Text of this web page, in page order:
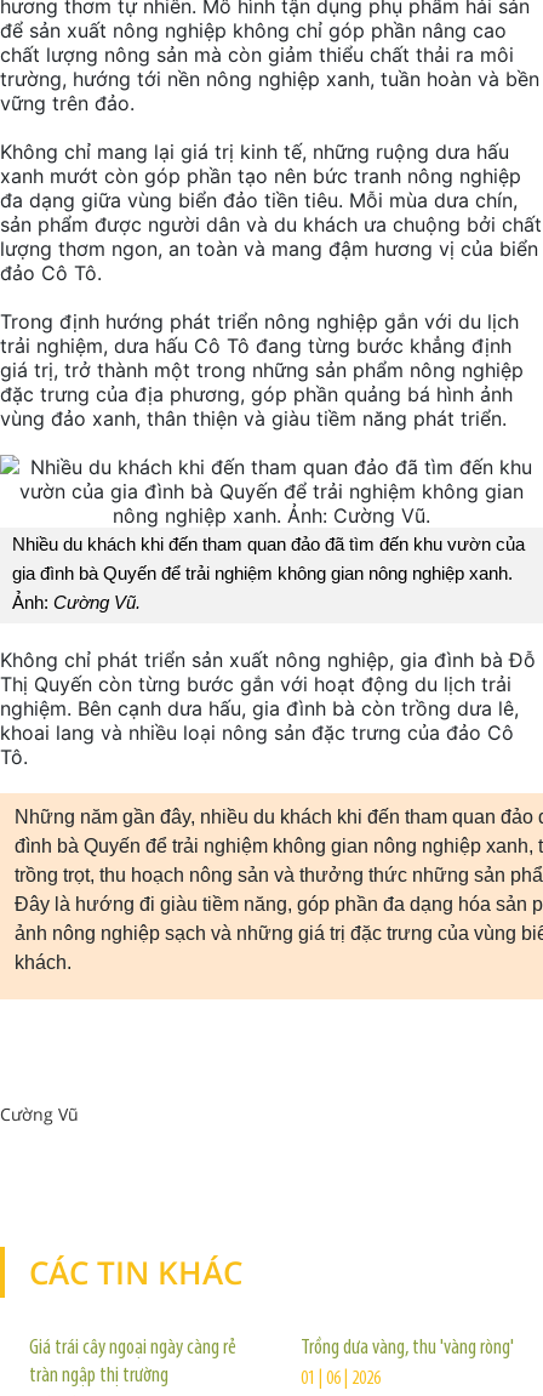
hương thơm tự nhiên. Mô hình tận dụng phụ phẩm hải sản
để sản xuất nông nghiệp không chỉ góp phần nâng cao
chất lượng nông sản mà còn giảm thiểu chất thải ra môi
trường, hướng tới nền nông nghiệp xanh, tuần hoàn và bền
vững trên đảo.
Không chỉ mang lại giá trị kinh tế, những ruộng dưa hấu
xanh mướt còn góp phần tạo nên bức tranh nông nghiệp
đa dạng giữa vùng biển đảo tiền tiêu. Mỗi mùa dưa chín,
sản phẩm được người dân và du khách ưa chuộng bởi chất
lượng thơm ngon, an toàn và mang đậm hương vị của biển
đảo Cô Tô.
Trong định hướng phát triển nông nghiệp gắn với du lịch
trải nghiệm, dưa hấu Cô Tô đang từng bước khẳng định
giá trị, trở thành một trong những sản phẩm nông nghiệp
đặc trưng của địa phương, góp phần quảng bá hình ảnh
vùng đảo xanh, thân thiện và giàu tiềm năng phát triển.
Nhiều du khách khi đến tham quan đảo đã tìm đến khu vườn của
gia đình bà Quyến để trải nghiệm không gian nông nghiệp xanh.
Ảnh: Cường Vũ.
Không chỉ phát triển sản xuất nông nghiệp, gia đình bà Đỗ
Thị Quyến còn từng bước gắn với hoạt động du lịch trải
nghiệm. Bên cạnh dưa hấu, gia đình bà còn trồng dưa lê,
khoai lang và nhiều loại nông sản đặc trưng của đảo Cô
Tô.
Những năm gần đây, nhiều du khách khi đến tham quan
đình bà Quyến để trải nghiệm không gian nông nghiệp xanh,
trồng trọt, thu hoạch nông sản và thưởng thức những sản
Đây là hướng đi giàu tiềm năng, góp phần đa dạng hóa sản
ảnh nông nghiệp sạch và những giá trị đặc trưng của vùng
khách.
Cường Vũ
CÁC TIN KHÁC
Giá trái cây ngoại ngày càng rẻ
tràn ngập thị trường
Trồng dưa vàng, thu 'vàng ròng'
01 | 06 | 2026